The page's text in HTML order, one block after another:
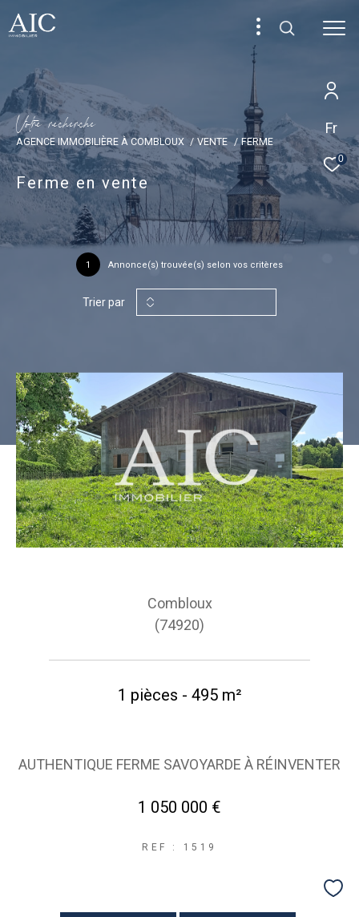
Fr
0
Votre recherche
AGENCE IMMOBILIÈRE À COMBLOUX VENTE FERME
Ferme en vente
1 Annonce(s) trouvée(s) selon vos critères
Trier par
Combloux
(74920)
1 pièces - 495 m²
AUTHENTIQUE FERME SAVOYARDE À RÉINVENTER
1 050 000 €
REF : 1519